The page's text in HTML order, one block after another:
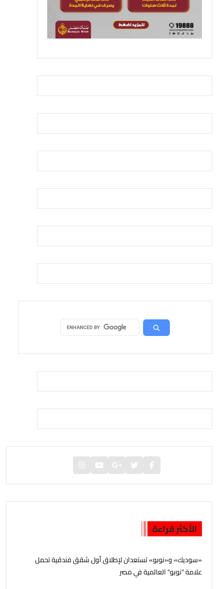
الأكثر قراءة
«سوديك» و«نوبو» تستعدان لإطلاق أول شقق فندقية تحمل
علامة "نوبو" العالمية في مصر